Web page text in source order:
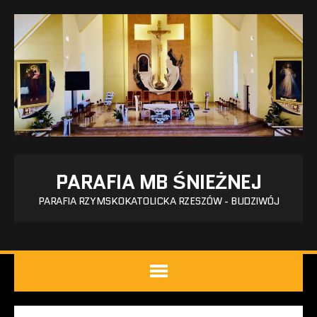
PARAFIA MB ŚNIEŻNEJ
PARAFIA RZYMSKOKATOLICKA RZESZÓW - BUDZIWÓJ